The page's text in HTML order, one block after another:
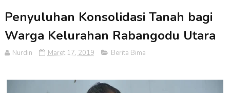
Penyuluhan Konsolidasi Tanah bagi
Warga Kelurahan Rabangodu Utara
Nurdin Maret 17, 2019 Berita Bima